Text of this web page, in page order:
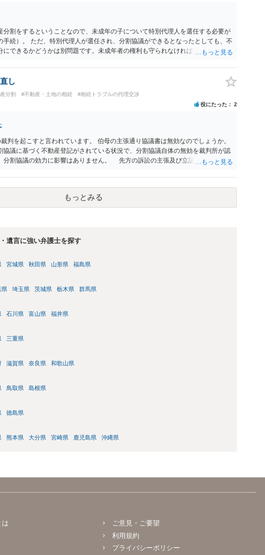
分割をするということなので、未成年の子について特別代理人を選任する必要が
手続）。 ただ、特別代理人が選任され、分割協議ができるとなったとしても、不
にできるかどうかは別問題です。未成年者の権利も守られなければならないから
のは、自分だからという理由では、法定相続分以上に多くの遺産を取得すること
りません。
し
分割 #不動産・土地の相続 #相続トラブルの代理交渉
役にたった 2
判を起こすと言われています。 伯母の主張通り協議書は無効なのでしょうか。
議に基づく不動産登記がされている状況で、分割協議自体の無効を裁判所が認
分割協議の効力に影響はありません。 先方の訴訟の主張及び立証次第ですが、
が分割協議に加わっていること ・御祖母様の意に反する遺産分割協議を行う実
が困難であること からすると、実際に遺産分割協議の効力が否定される可能性は
のハードルは非常に高い）ということが言えると思います。
もっとみる
遺言に強い弁護士を探す
宮城県 秋田県 山形県 福島県
県 埼玉県 茨城県 栃木県 群馬県
石川県 富山県 福井県
三重県
滋賀県 奈良県 和歌山県
鳥取県 島根県
徳島県
熊本県 大分県 宮崎県 鹿児島県 沖縄県
は
ご意見・ご要望
利用規約
プライバシーポリシー